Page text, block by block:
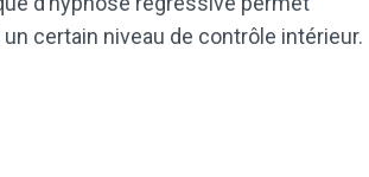
certain niveau de contrôle intérieur.